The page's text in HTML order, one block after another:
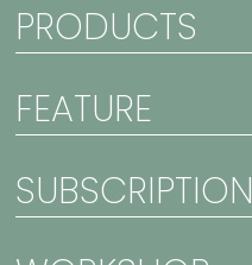
PRODUCTS
FEATURE
SUBSCRIPTION